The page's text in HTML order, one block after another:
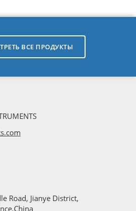
ВСЕ ПРОДУКТЫ
Road, Jianye District,